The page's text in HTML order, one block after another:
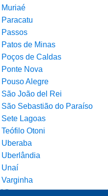
de Minas
de Caldas
Nova
Alegre
João del Rei
Sebastião do Paraíso
Lagoas
Otoni
Unaí